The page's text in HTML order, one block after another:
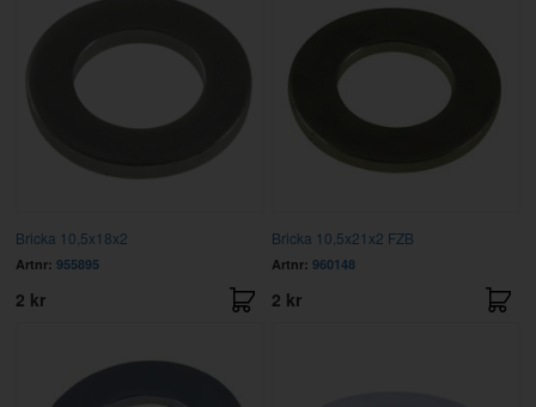
Bricka 10,5x18x2
Artnr: 955895
2 kr
Bricka 10,5x21x2 FZB
Artnr: 960148
2 kr